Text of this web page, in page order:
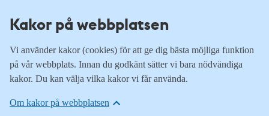
Kakor på webbplatsen
Vi använder kakor (cookies) för att ge dig bästa möjliga funktion
på vår webbplats. Innan du godkänt sätter vi bara nödvändiga
kakor. Du kan välja vilka kakor vi får använda.
Om kakor på webbplatsen